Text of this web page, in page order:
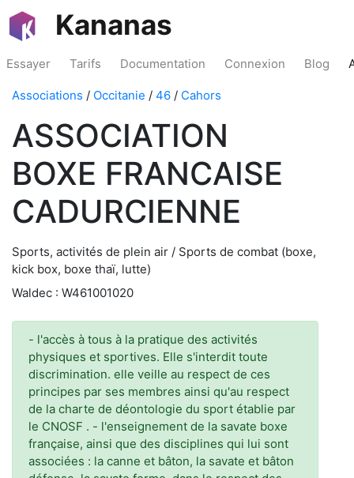
Kananas
Essayer Tarifs Documentation Connexion Blog
Associations / Occitanie / 46 / Cahors
ASSOCIATION
BOXE FRANCAISE
CADURCIENNE
Sports, activités de plein air / Sports de combat (boxe,
kick box, boxe thaï, lutte)
Waldec : W461001020
- l'accès à tous à la pratique des activités
physiques et sportives. Elle s'interdit toute
discrimination. elle veille au respect de ces
principes par ses membres ainsi qu'au respect
de la charte de déontologie du sport établie par
le CNOSF . - l'enseignement de la savate boxe
française, ainsi que des disciplines qui lui sont
associées : la canne et bâton, la savate et bâton